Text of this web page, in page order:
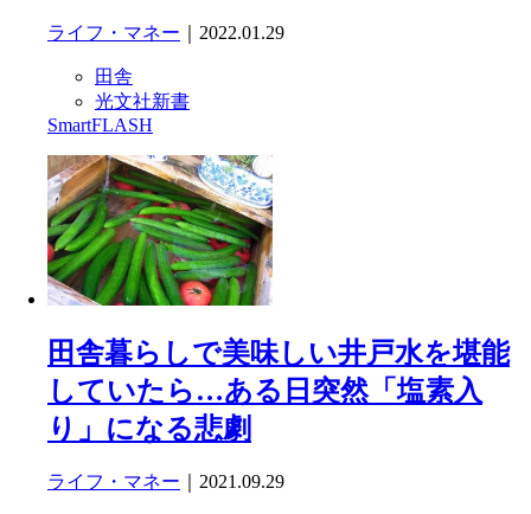
ライフ・マネー ｜2022.01.29
田舎
光文社新書
SmartFLASH
田舎暮らしで美味しい井戸水を堪能
していたら…ある日突然「塩素入
り」になる悲劇
ライフ・マネー ｜2021.09.29